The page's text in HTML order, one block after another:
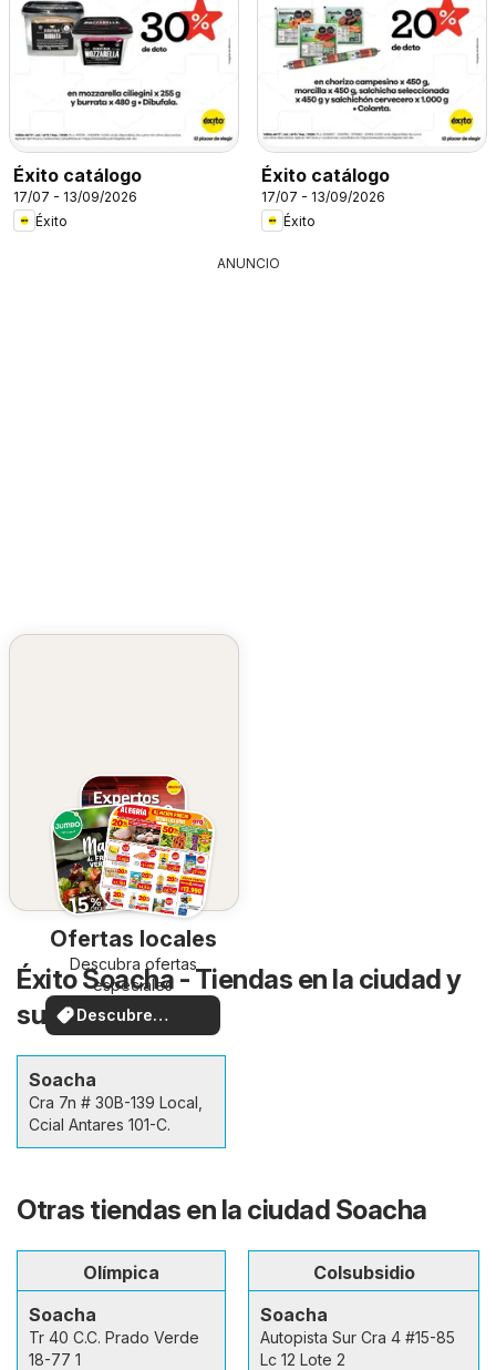
Éxito catálogo
17/07 - 13/09/2026
Éxito
Éxito catálogo
17/07 - 13/09/2026
Éxito
ANUNCIO
Ofertas locales
Descubra ofertas
especiales
Descubre
ofertas
Éxito Soacha - Tiendas en la ciudad y
sus alrededores
Soacha
Cra 7n # 30B-139 Local,
Ccial Antares 101-C.
Otras tiendas en la ciudad Soacha
Olímpica
Soacha
Tr 40 C.C. Prado Verde
18-77 1
Colsubsidio
Soacha
Autopista Sur Cra 4 #15-85
Lc 12 Lote 2